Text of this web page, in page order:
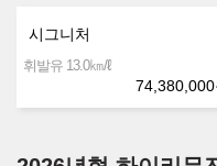
시그니처
휘발유 13.0㎞/ℓ
74,380,000